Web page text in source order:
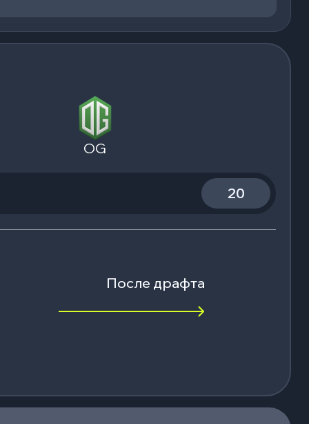
OG
20
После драфта